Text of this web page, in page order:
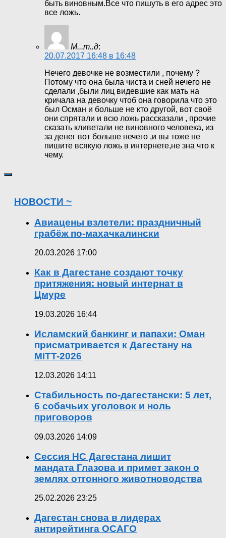
быть виновным.Все что пишуть в его адрес это
все ложь.
М...т..д:
20.07.2017 16:48 в 16:48
Нечего девочке не возместили , почему ?
Потому что она была чиста и сней нечего не
сделали ,были лиц видевшие как мать на
кричала на девочку чтоб она говорила что это
был Осман и больше не кто другой, вот своё
они спрятали и всю ложь рассказали , прочие
сказать кливетали не виновного человека, из
за денег вот больше нечего ,и вы тоже не
пишите всякую ложь в интернете,не зна что к
чему.
НОВОСТИ ~
Авиацены взлетели: праздничный
грабёж по-махачкалински
20.03.2026 17:00
Как в Дагестане создают точку
притяжения: новый интернат в
Цмуре
19.03.2026 16:44
Исламский банкинг и папахи: Оман
присматривается к Дагестану на
MITT-2026
12.03.2026 14:11
Стабильность по-дагестански: 5 лет,
6 собачьих уголовок и ноль
приговоров
09.03.2026 14:09
Сессия НС Дагестана лишит
мандата Глазова и примет закон о
землях отгонного животноводства
25.02.2026 23:25
Дагестан снова в лидерах
антирейтинга ОСАГО